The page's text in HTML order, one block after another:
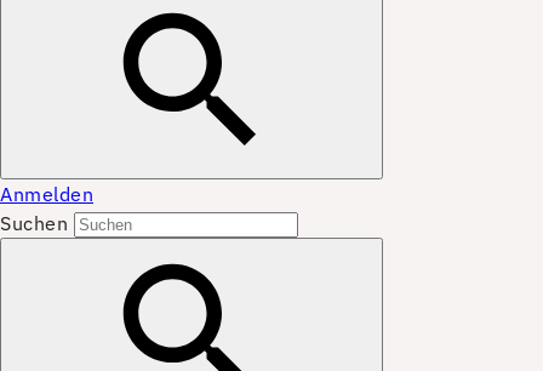
Anmelden
Suchen